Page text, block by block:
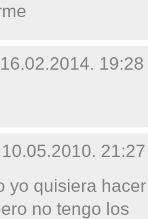
16.02.2014. 19:28
10.05.2010. 21:27
yo quisiera hacer
no tengo los